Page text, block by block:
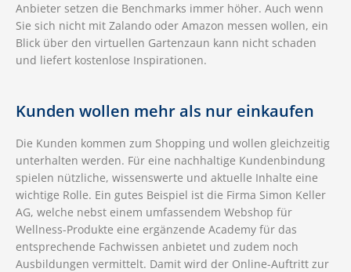
Anbieter setzen die Benchmarks immer höher. Auch wenn
Sie sich nicht mit Zalando oder Amazon messen wollen, ein
Blick über den virtuellen Gartenzaun kann nicht schaden
und liefert kostenlose Inspirationen.
Kunden wollen mehr als nur einkaufen
Die Kunden kommen zum Shopping und wollen gleichzeitig
unterhalten werden. Für eine nachhaltige Kundenbindung
spielen nützliche, wissenswerte und aktuelle Inhalte eine
wichtige Rolle. Ein gutes Beispiel ist die Firma Simon Keller
AG, welche nebst einem umfassendem Webshop für
Wellness-Produkte eine ergänzende Academy für das
entsprechende Fachwissen anbietet und zudem noch
Ausbildungen vermittelt. Damit wird der Online-Auftritt zur